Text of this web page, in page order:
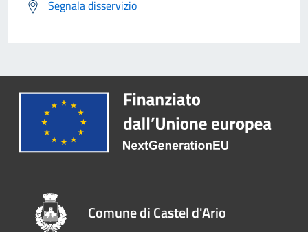
Segnala disservizio
Comune di Castel d'Ario